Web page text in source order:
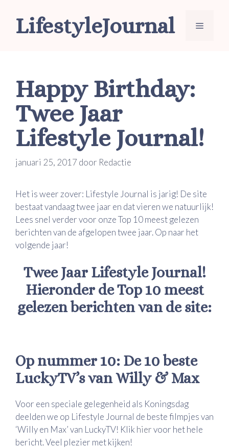
LifestyleJournal Menu
Happy Birthday:
Twee Jaar
Lifestyle Journal!
januari 25, 2017 door Redactie
Het is weer zover: Lifestyle Journal is jarig! De site
bestaat vandaag twee jaar en dat vieren we natuurlijk!
Lees snel verder voor onze Top 10 meest gelezen
berichten van de afgelopen twee jaar. Op naar het
volgende jaar!
Twee Jaar Lifestyle Journal!
Hieronder de Top 10 meest
gelezen berichten van de site:
Op nummer 10: De 10 beste
LuckyTV’s van Willy & Max
Voor een speciale gelegenheid als Koningsdag
deelden we op Lifestyle Journal de beste filmpjes van
‘Willy en Max’ van LuckyTV! Klik hiervoor het hele
bericht. Veel plezier met kijken!